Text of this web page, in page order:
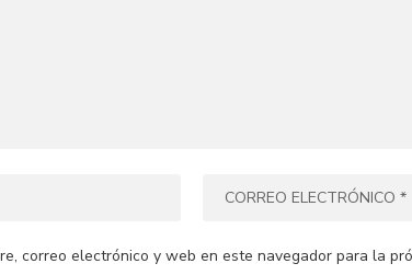
correo electrónico y web en este navegador para la